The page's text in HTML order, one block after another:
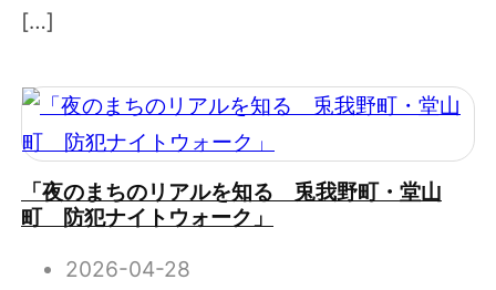
[…]
「夜のまちのリアルを知る 兎我野町・堂山
町 防犯ナイトウォーク」
2026-04-28